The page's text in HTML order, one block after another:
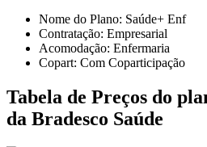
Nome do Plano: Saúde+ Enf
Contratação: Empresarial
Acomodação: Enfermaria
Copart: Com Coparticipação
Tabela de Preços do
da Bradesco Saúde